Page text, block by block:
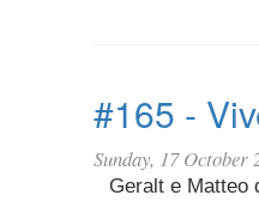
#165 -
Sunday, 17 October
Geralt e Matteo